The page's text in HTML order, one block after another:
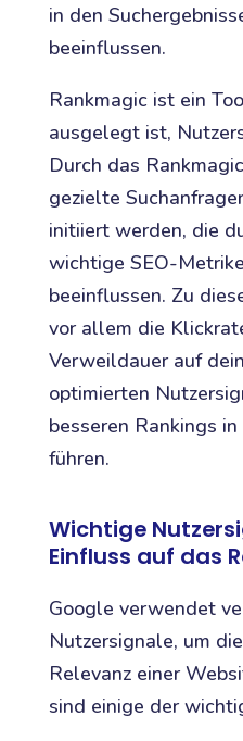
in den
beeinflussen.
Rankmagic ist ein
ausgelegt ist,
Durch das
gezielte
initiiert werden, die
wichtige SEO-
beeinflussen. Zu
vor allem die
Verweildauer auf
optimierten
besseren Rankings
führen.
Wichtige
Einfluss auf das
Google verwendet
Nutzersignale, um
Relevanz einer
sind einige der